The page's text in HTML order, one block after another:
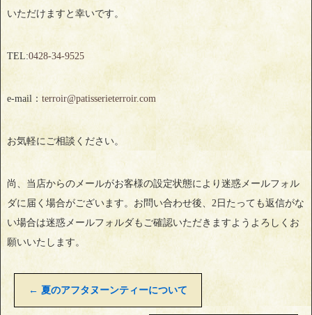
いただけますと幸いです。
TEL:0428‐34‐9525
e-mail： terroir@patisserieterroir.com
お気軽にご相談ください。
尚、当店からのメールがお客様の設定状態により迷惑メールフォル
ダに届く場合がございます。お問い合わせ後、2日たっても返信がな
い場合は迷惑メールフォルダもご確認いただきますようよろしくお
願いいたします。
← 夏のアフタヌーンティーについて